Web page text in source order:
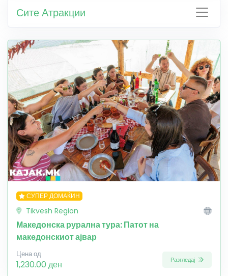
Сите Атракции
СУПЕР ДОМАЌИН
Tikvesh Region
Македонска рурална тура: Патот на
македонскиот ајвар
Цена од
1,230.00 ден Разгледај